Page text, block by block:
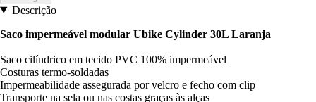
Descrição
Saco impermeável modular Ubike Cylinder 30L Laranja
Saco cilíndrico em tecido PVC 100% impermeável
Costuras termo-soldadas
Impermeabilidade assegurada por velcro e fecho com clip
Transporte na sela ou nas costas graças às alças